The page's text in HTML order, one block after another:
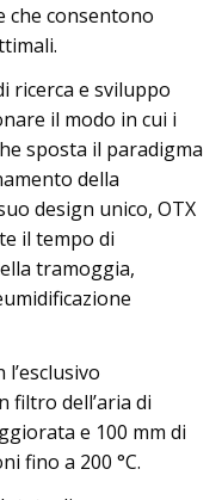
che consentono
ricerca e sviluppo
il modo in cui i
sposta il paradigma
della
design unico, OTX
il tempo di
tramoggia,
filtro dell’aria di
e 100 mm di
fino a 200 °C.